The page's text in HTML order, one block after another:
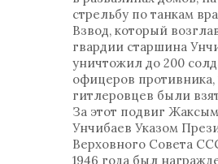
стрельбу по танкам
Взвод, который
гвардии старшина
уничтожил до 200
офицеров противника,
гитлеровцев были
За этот подвиг
Унчибаев Указом
Верховного Совета
1946 года был